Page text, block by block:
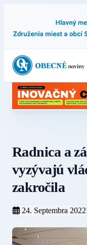
Radnica a
vyzývajú
zakročila
24. Septembra 2022